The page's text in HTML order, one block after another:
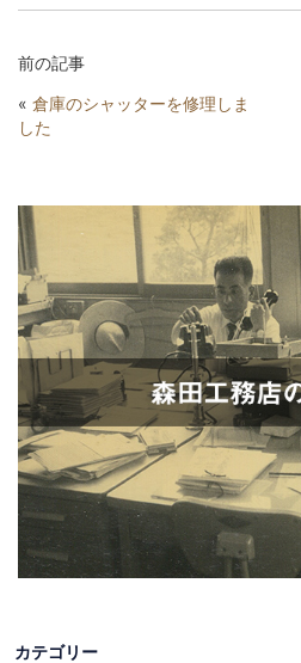
前の記事
« 倉庫のシャッターを修理しま
した
カテゴリー